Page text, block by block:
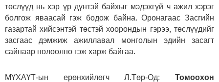
төслүүд нь хэр үр дүнтэй байхыг мэдэхгүй ч ажил хэрэг
болгож яваасай гэж бодож байна. Оронагаас Засгийн
газартай хийсэнтэй төстэй хоорондын гэрээ, төслүүдийг
засгаас дэмжиж ажиллавал монголын эдийн засагт
сайнаар нөлөөлнө гэж харж байгаа.
МҮХАҮТ-ын ерөнхийлөгч Л.Төр-Од: Томоохон